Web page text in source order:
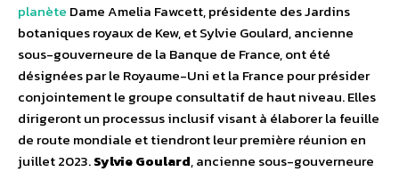
planète Dame Amelia Fawcett, présidente des Jardins
botaniques royaux de Kew, et Sylvie Goulard, ancienne
sous-gouverneure de la Banque de France, ont été
désignées par le Royaume-Uni et la France pour présider
conjointement le groupe consultatif de haut niveau. Elles
dirigeront un processus inclusif visant à élaborer la feuille
de route mondiale et tiendront leur première réunion en
juillet 2023.Sylvie Goulard, ancienne sous-gouverneure